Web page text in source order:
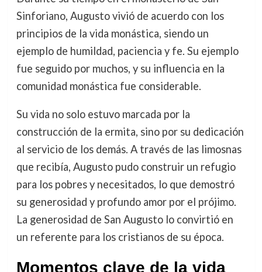
Sinforiano, Augusto vivió de acuerdo con los
principios de la vida monástica, siendo un
ejemplo de humildad, paciencia y fe. Su ejemplo
fue seguido por muchos, y su influencia en la
comunidad monástica fue considerable.
Su vida no solo estuvo marcada por la
construcción de la ermita, sino por su dedicación
al servicio de los demás. A través de las limosnas
que recibía, Augusto pudo construir un refugio
para los pobres y necesitados, lo que demostró
su generosidad y profundo amor por el prójimo.
La generosidad de San Augusto lo convirtió en
un referente para los cristianos de su época.
Momentos clave de la vida